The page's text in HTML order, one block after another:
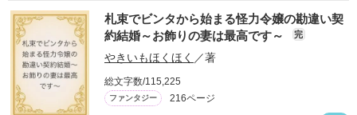
札束でビンタから始まる怪力令嬢の勘違い契
約結婚～お飾りの妻は最高です～
完
やきいもほくほく ／著
総文字数/115,225
ファンタジー 216ページ